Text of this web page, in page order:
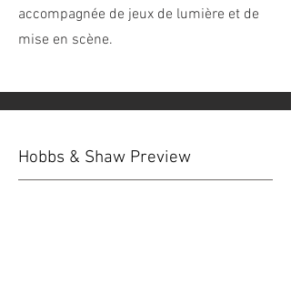
accompagnée de jeux de lumière et de
mise en scène.
Hobbs & Shaw Preview